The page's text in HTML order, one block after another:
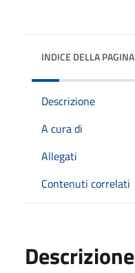
INDICE DELLA PAGINA
Descrizione
A cura di
Allegati
Contenuti correlati
Descrizione